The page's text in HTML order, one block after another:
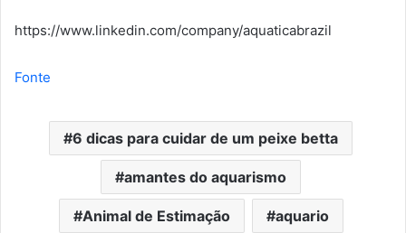
https://www.linkedin.com/company/aquaticabrazil
Fonte
6 dicas para cuidar de um peixe betta
amantes do aquarismo
Animal de Estimação aquario